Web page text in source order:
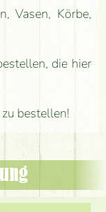
Vasen, Körbe,
die hier
bestellen!